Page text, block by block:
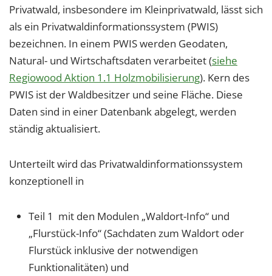
Privatwald, insbesondere im Kleinprivatwald, lässt sich
als ein Privatwaldinformationssystem (PWIS)
bezeichnen. In einem PWIS werden Geodaten,
Natural- und Wirtschaftsdaten verarbeitet (siehe
Regiowood Aktion 1.1 Holzmobilisierung). Kern des
PWIS ist der Waldbesitzer und seine Fläche. Diese
Daten sind in einer Datenbank abgelegt, werden
ständig aktualisiert.
Unterteilt wird das Privatwaldinformationssystem
konzeptionell in
Teil 1 mit den Modulen „Waldort-Info“ und
„Flurstück-Info“ (Sachdaten zum Waldort oder
Flurstück inklusive der notwendigen
Funktionalitäten) und